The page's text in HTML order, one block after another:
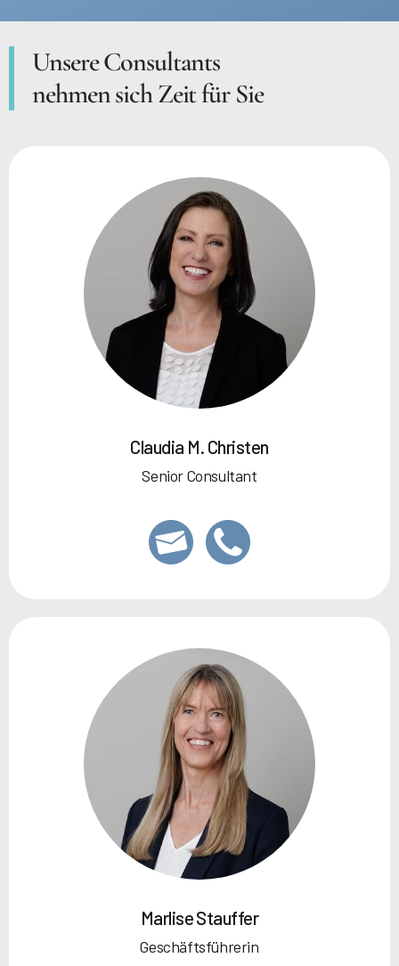
Unsere Consultants
nehmen sich Zeit für Sie
Claudia M. Christen
Senior Consultant
Marlise Stauffer
Geschäftsführerin